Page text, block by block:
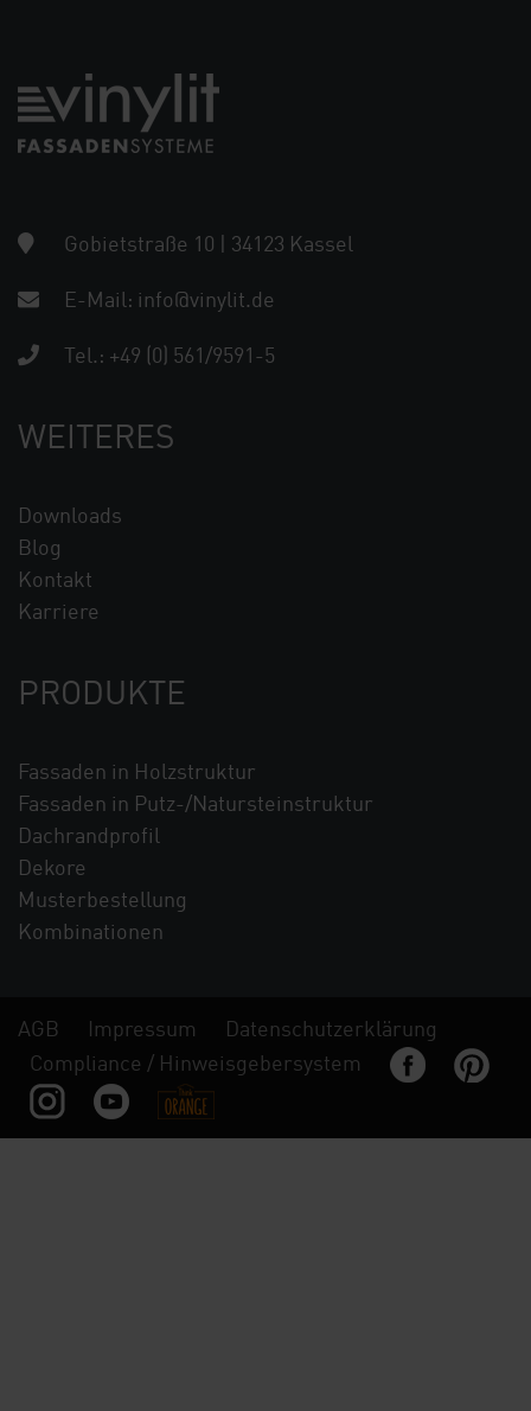
Gobietstraße 10 | 34123 Kassel
E-Mail: info@vinylit.de
Tel.: +49 (0) 561/9591-5
PRODUKTE
Fassaden in Holzstruktur
Fassaden in Putz-/Natursteinstruktur
Dachrandprofil
Dekore
Musterbestellung
Kombinationen
WEITERES
Downloads
Blog
Kontakt
Karriere
AGB Impressum
Datenschutzerklärung
Compliance / Hinweisgebersystem